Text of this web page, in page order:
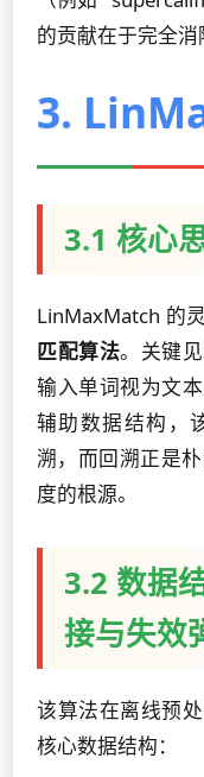
的贡献在于完全消
3.
3.1 核心
LinMaxMatch 的
匹配算法。关键
输入单词视为文
辅助数据结构，
溯，而回溯正是
度的根源。
3.2 数据
接与失效
该算法在离线预
核心数据结构：